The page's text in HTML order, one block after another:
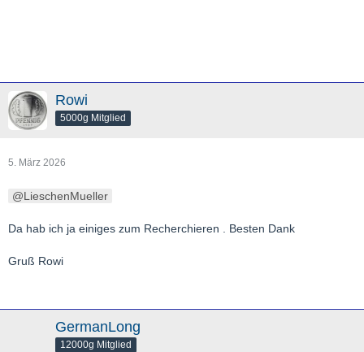
Rowi
5000g Mitglied
5. März 2026
LieschenMueller
Da hab ich ja einiges zum Recherchieren . Besten Dank
Gruß Rowi
GermanLong
12000g Mitglied